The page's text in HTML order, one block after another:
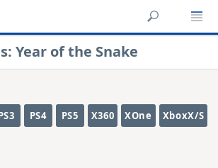
Year of the Snake
PS4 PS5 X360 XOne XboxX/S